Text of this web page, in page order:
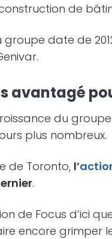
de
date de
avantagé
du
plus nombreux.
de Toronto, l’
.
de Focus d’ici
encore grimper